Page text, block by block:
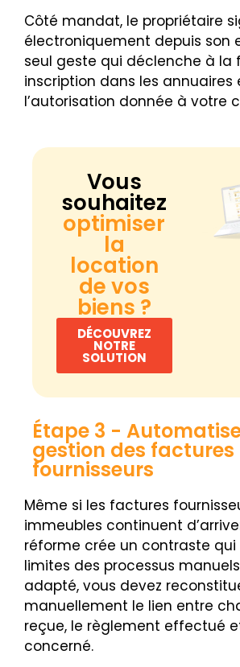
Côté mandat, le propriétaire
électroniquement depuis son
seul geste qui déclenche à la
inscription dans les annuaires
l’autorisation donnée à votre
Vous
souhaitez
optimiser
la
location
de vos
biens ?
DÉCOUVREZ
NOTRE
SOLUTION
Étape 3 -
gestion des factures
fournisseurs
Même si les factures
immeubles continuent
réforme crée un contraste qui
limites des processus
adapté, vous devez
manuellement le lien entre
reçue, le règlement effectué
concerné.